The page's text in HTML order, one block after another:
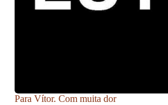
Para Vítor. Com muita dor